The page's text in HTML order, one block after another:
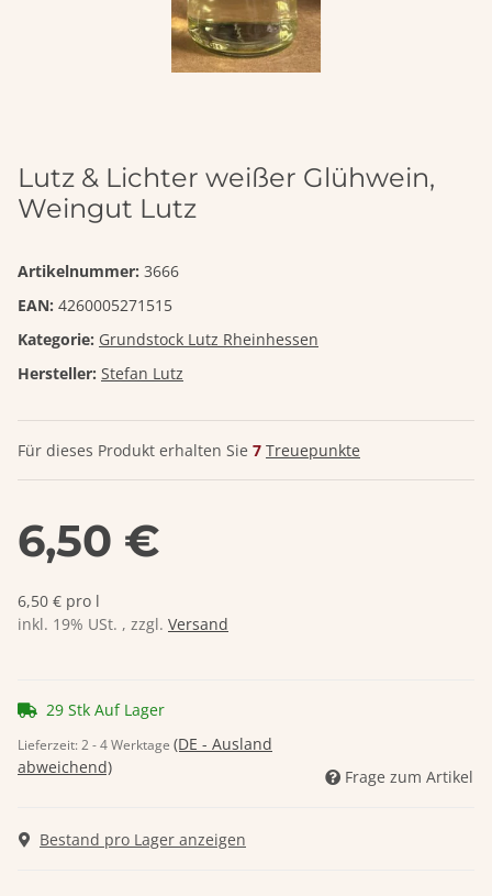
Lutz & Lichter weißer Glühwein,
Weingut Lutz
Artikelnummer: 3666
EAN: 4260005271515
Kategorie: Grundstock Lutz Rheinhessen
Hersteller: Stefan Lutz
Für dieses Produkt erhalten Sie 7 Treuepunkte
6,50 €
6,50 € pro l
inkl. 19% USt. , zzgl. Versand
29 Stk Auf Lager
Lieferzeit: 2 - 4 Werktage (DE - Ausland
abweichend)
Frage zum Artikel
Bestand pro Lager anzeigen